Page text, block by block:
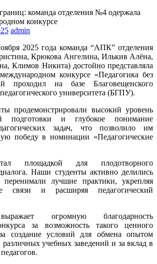
admin
2025 года команда “АПК” отделения
Крюкова Ангелина, Илькив Алёна,
Климов Никита) достойно представляла
конкурсе «Педагогика без
проходил на базе Благовещенского
университета (БГПУ).
продемонстрировали высокий уровень
подготовки и глубокое понимание
задач, что позволило им
победу в номинации «Педагогические
площадкой для плодотворного
Наши студенты активно делились
лучшие практики, укрепляя
связи и расширяя педагогический
огромную благодарность
за возможность такого ценного
создание условий для обмена опытом
учебных заведений и за вклад в